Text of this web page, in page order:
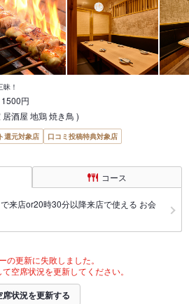
！
円
酒屋 地鶏 焼き鳥 )
還元対象店
口コミ投稿特典対象店
コース
来店or20時30分以降来店で使える お会
の更新に失敗しました。
空席状況を更新してください。
席状況を更新する